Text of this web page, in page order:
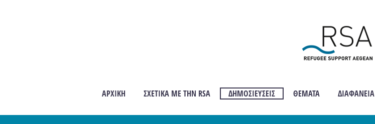
ΑΡΧΙΚΉ ΣΧΕΤΙΚΆ ΜΕ ΤΗΝ RSA ΔΗΜΟΣΙΕΎΣΕΙΣ ΘΈΜΑΤΑ ΔΙΑΦΆΝΕΙΑ